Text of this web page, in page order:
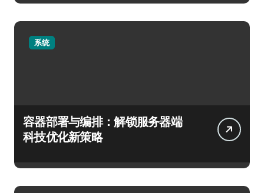
系统
容器部署与编排：解锁服务器端
科技优化新策略